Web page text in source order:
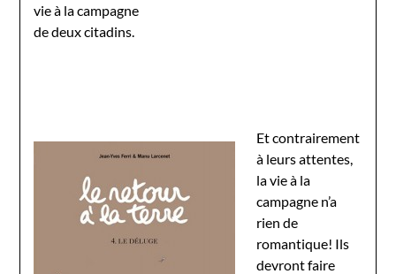
vie à la campagne
de deux citadins.
Et contrairement
à leurs attentes,
la vie à la
campagne n’a
rien de
romantique! Ils
devront faire